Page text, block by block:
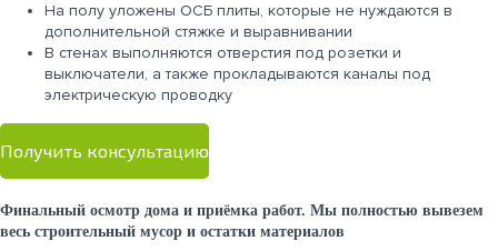
На полу уложены ОСБ плиты, которые не нуждаются в
дополнительной стяжке и выравнивании
В стенах выполняются отверстия под розетки и
выключатели, а также прокладываются каналы под
электрическую проводку
Получить консультацию
Финальный осмотр дома и приёмка работ. Мы полностью вывезем
весь строительный мусор и остатки материалов